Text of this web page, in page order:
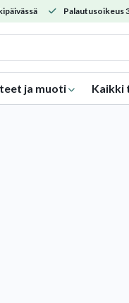
Palautusoikeus
ja muoti Kaikki